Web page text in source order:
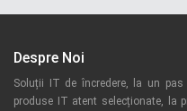
Despre Noi
Soluții IT de încredere, la un
produse IT atent selecționate, la